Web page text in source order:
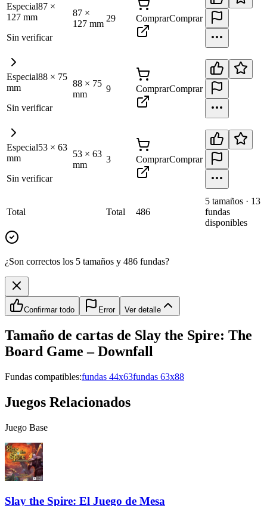
Especial87 ×
127 mm
Sin verificar
87 ×
127 mm
29 ComprarComprar
Especial88 × 75
mm
Sin verificar
88 × 75
mm
9 ComprarComprar
Especial53 × 63
mm
Sin verificar
53 × 63
mm
3 ComprarComprar
Total Total 486
5 tamaños · 13
fundas
disponibles
¿Son correctos los 5 tamaños y 486 fundas?
Confirmar todo Error Ver detalle
Tamaño de cartas de Slay the Spire: The
Board Game – Downfall
Fundas compatibles:fundas 44x63fundas 63x88
Juegos Relacionados
Juego Base
Slay the Spire: El Juego de Mesa